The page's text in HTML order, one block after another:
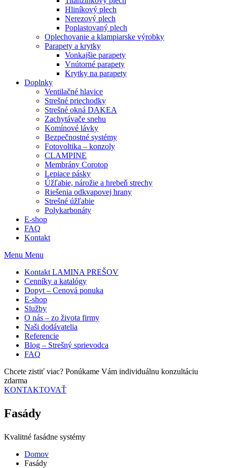
Hliníkový plech
Nerezový plech
Poplastovaný plech
Oplechovanie a klampiarske výrobky
Parapety a krytky
Vonkajšie parapety
Vnútorné parapety
Krytky na parapety
Doplnky
Ventilačné hlavice
Strešné priechodky
Strešné okná DAKEA
Zachytávače snehu
Komínové lávky
Bezpečnostné systémy
Fotovoltika – konzoly
CLAMPINE
Membrány Corotop
Lepiace pásky
Úžľabie, nárožie a hrebeň strechy
Riešenia odkvapovej hrany
Strešné úžľabie
Polykarbonáty
E-shop
FAQ
Kontakt
Menu Menu
Kontakt LAMINA PREŠOV
Cenníky a katalógy
Dopyt – Cenová ponuka
E-shop
Služby
O nás – zo života firmy
Naši dodávatelia
Referencie
Blog – Strešný sprievodca
FAQ
Chcete zistiť viac? Ponúkame Vám individuálnu konzultáciu
zdarma
KONTAKTOVAŤ
Fasády
Kvalitné fasádne systémy
Domov
Fasády